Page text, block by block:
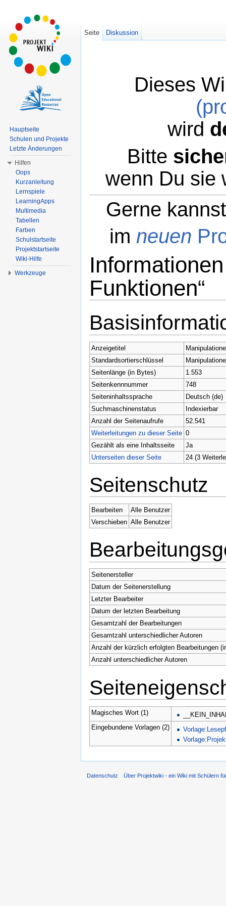
Dieses
wird
Bitte
wenn Du sie
Gerne
im neuen
Funktionen“
Anzeigetitel
Standardsortierschlüssel
Seitenlänge (in Bytes)
1.553
Seitenkennnummer
748
Seiteninhaltssprache
Deutsch (de)
Suchmaschinenstatus
Indexierbar
Anzahl der Seitenaufrufe
52.541
Weiterleitungen zu dieser Seite 0
Gezählt als eine Inhaltsseite
Ja
Unterseiten dieser Seite
24 (3
Seitenschutz
Bearbeiten
Alle Benutzer
Verschieben Alle Benutzer
Seitenersteller
Datum der Seitenerstellung
Letzter Bearbeiter
Datum der letzten Bearbeitung
Gesamtzahl der Bearbeitungen
Gesamtzahl unterschiedlicher Autoren
Anzahl der kürzlich erfolgten Bearbeitungen
Anzahl unterschiedlicher Autoren
Magisches Wort (1)
Eingebundene Vorlagen (2)
Seite Diskussion
Hauptseite
Schulen und Projekte
Letzte Änderungen
Hilfen
Oops
Kurzanleitung
Lernspiele
LearningApps
Multimedia
Tabellen
Farben
Schulstartseite
Projektstartseite
Wiki-Hilfe
Werkzeuge
Datenschutz Über Projektwiki - ein Wiki mit Schülern